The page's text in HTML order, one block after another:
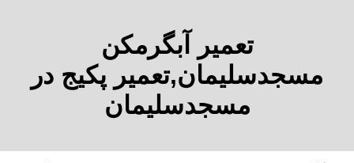
تعمیر آبگرمکن
مسجدسلیمان,تعمیر پکیج در
مسجدسلیمان